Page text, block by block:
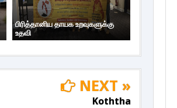
பிரித்தானிய தாயக உறவுகளுக்கு
உதவி
NEXT »
Koththa